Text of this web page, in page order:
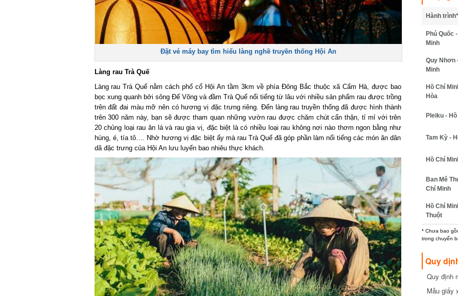
Đặt vé máy bay tìm hiểu làng nghề truyền thống Hội An
Làng rau Trà Quế
Làng rau Trà Quế nằm cách phố cổ Hội An tầm 3km về phía Đông Bắc thuộc xã Cẩm Hà, được bao
bọc xung quanh bởi sông Đế Võng và đầm Trà Quế nổi tiếng từ lâu với nhiều sản phẩm rau được trồng
trên đất đai màu mỡ nên có hương vị đặc trưng riêng. Đến làng rau truyền thống đã được hình thành
trên 300 năm này, bạn sẽ được tham quan những vườn rau được chăm chút cẩn thận, tỉ mỉ với trên
20 chủng loại rau ăn lá và rau gia vị, đặc biệt là có nhiều loại rau không nơi nào thơm ngon bằng như
húng, é, tía tô…. Nhờ hương vị đặc biệt ấy mà rau Trà Quế đã góp phần làm nổi tiếng các món ăn dân
dã đặc trưng của Hội An lưu luyến bao nhiêu thực khách.
Hành trình*
Phú Quốc
Minh
Quy Nhơn
Minh
Hồ Chí
Hòa
Pleiku -
Tam Kỳ -
Hồ Chí
Ban Mê
Chí Minh
Hồ Chí
Thuột
* Chưa bao
trong chuyến
Quy
Quy định
cần biết
Mẫu giấy